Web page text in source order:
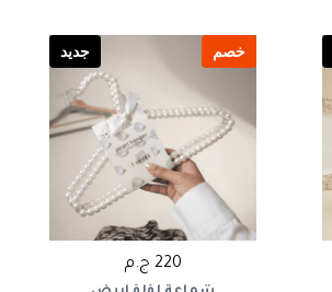
خصم جديد
220 ج.م